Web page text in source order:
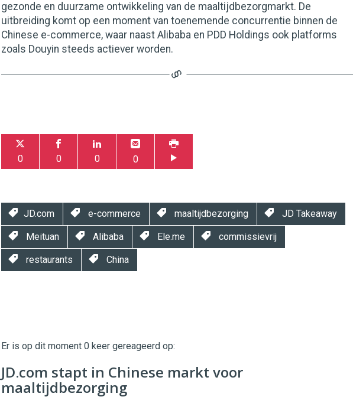
gezonde en duurzame ontwikkeling van de maaltijdbezorgmarkt. De
uitbreiding komt op een moment van toenemende concurrentie binnen de
Chinese e-commerce, waar naast Alibaba en PDD Holdings ook platforms
zoals Douyin steeds actiever worden.
0 0 0 0
JD.com e-commerce maaltijdbezorging JD Takeaway
Meituan Alibaba Ele.me commissievrij
restaurants China
Digital
96 54
Er is op dit moment 0 keer gereageerd op:
JD.com stapt in Chinese markt voor
maaltijdbezorging